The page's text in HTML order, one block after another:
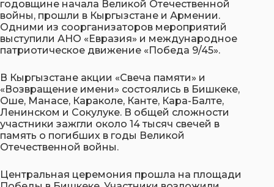
годовщине начала Великой Отечественной
войны, прошли в Кыргызстане и Армении.
Одними из соорганизаторов мероприятий
выступили АНО «Евразия» и международное
патриотическое движение «Победа 9/45».
В Кыргызстане акции «Свеча памяти» и
«Возвращение имени» состоялись в Бишкеке,
Оше, Манасе, Караколе, Канте, Кара-Балте,
Ленинском и Сокулуке. В общей сложности
участники зажгли около 14 тысяч свечей в
память о погибших в годы Великой
Отечественной войны.
Центральная церемония прошла на площади